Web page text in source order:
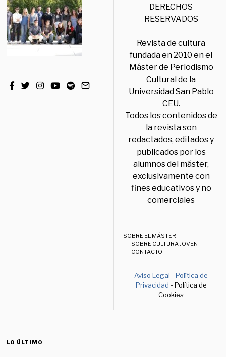
DERECHOS
RESERVADOS
Revista de cultura
fundada en 2010 en el
Máster de Periodismo
Cultural de la
Universidad San Pablo
CEU.
Todos los contenidos de
la revista son
redactados, editados y
publicados por los
alumnos del máster,
exclusivamente con
fines educativos y no
comerciales
SOBRE EL MÁSTER
SOBRE CULTURA JOVEN
CONTACTO
Aviso Legal -Política de
Privacidad - Política de
Cookies
LO ÚLTIMO